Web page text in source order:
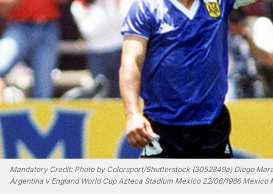
Mandatory Credit: Photo by Colorsport/Shutterstock (3052849a) Diego
Argentina v England World Cup Azteca Stadium Mexico 22/06/1986 Mexico